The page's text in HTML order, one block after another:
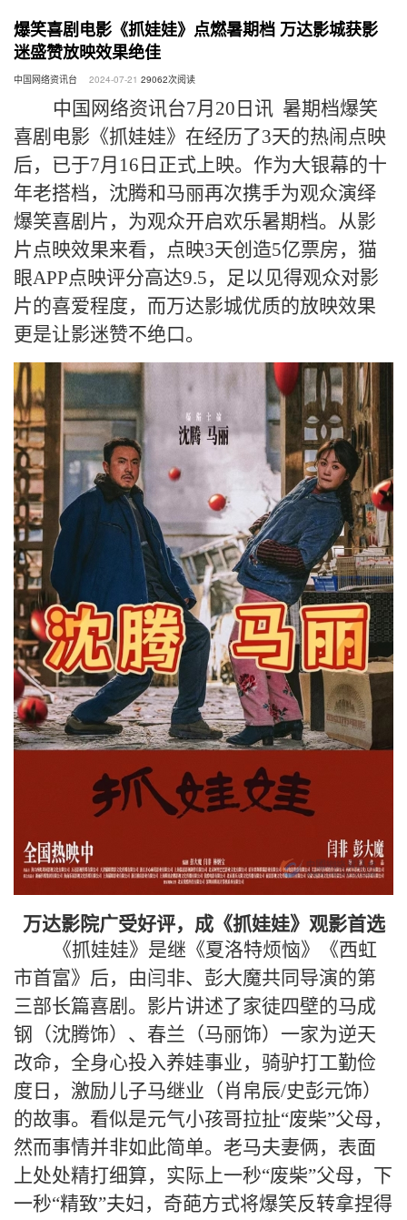
爆笑喜剧电影《抓娃娃》点燃暑期档 万达影城获影
迷盛赞放映效果绝佳
中国网络资讯台 2024-07-21 29062次阅读
中国网络资讯台7月20日讯 暑期档爆笑
喜剧电影《抓娃娃》在经历了3天的热闹点映
后，已于7月16日正式上映。作为大银幕的十
年老搭档，沈腾和马丽再次携手为观众演绎
爆笑喜剧片，为观众开启欢乐暑期档。从影
片点映效果来看，点映3天创造5亿票房，猫
眼APP点映评分高达9.5，足以见得观众对影
片的喜爱程度，而万达影城优质的放映效果
更是让影迷赞不绝口。
万达影院广受好评，成《抓娃娃》观影首选
《抓娃娃》是继《夏洛特烦恼》《西虹
市首富》后，由闫非、彭大魔共同导演的第
三部长篇喜剧。影片讲述了家徒四壁的马成
钢（沈腾饰）、春兰（马丽饰）一家为逆天
改命，全身心投入养娃事业，骑驴打工勤俭
度日，激励儿子马继业（肖帛辰/史彭元饰）
的故事。看似是元气小孩哥拉扯“废柴”父母，
然而事情并非如此简单。老马夫妻俩，表面
上处处精打细算，实际上一秒“废柴”父母，下
一秒“精致”夫妇，奇葩方式将爆笑反转拿捏得